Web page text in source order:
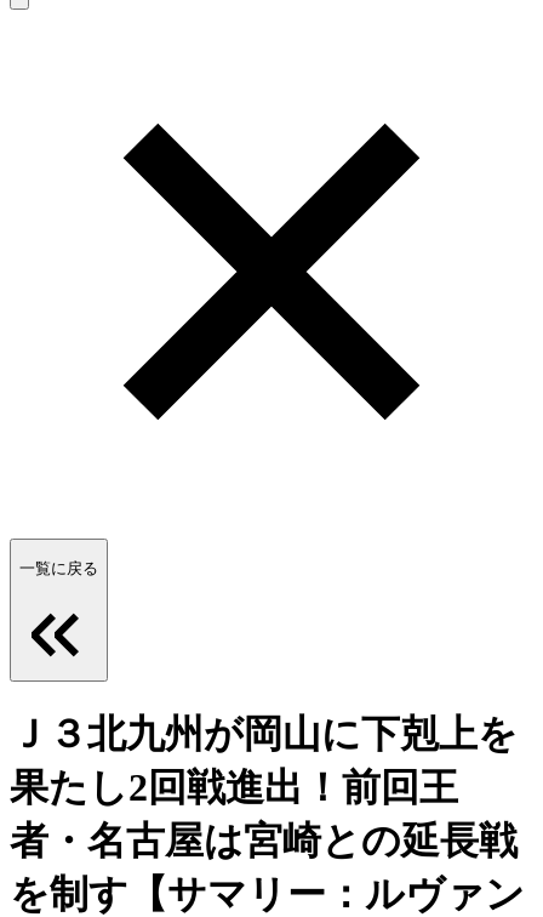
一覧に戻る
Ｊ３北九州が岡山に下剋上を
果たし2回戦進出！前回王
者・名古屋は宮崎との延長戦
を制す【サマリー：ルヴァン